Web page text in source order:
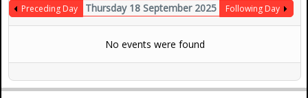
Preceding Day Thursday 18 September 2025 Following Day
No events were found